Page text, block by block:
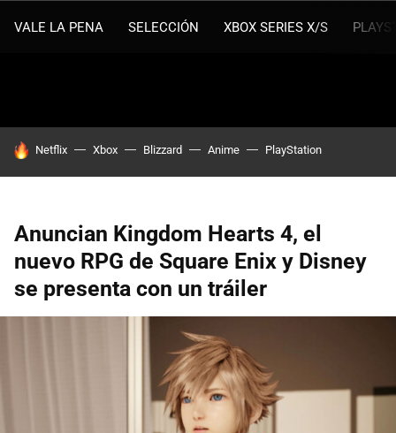
VALE LA PENA SELECCIÓN XBOX SERIES X/S
HOY SE HABLA DE
Netflix Xbox Blizzard Anime PlayStation
Anuncian Kingdom Hearts 4, el
nuevo RPG de Square Enix y Disney
se presenta con un tráiler